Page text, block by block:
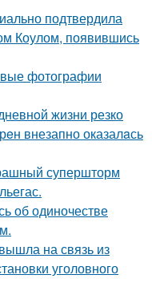
подтвердила
Коулом, появившись
фотографии
жизни резко
внезапно оказалaсь
супершторм
об одиночестве
на связь из
уголовного